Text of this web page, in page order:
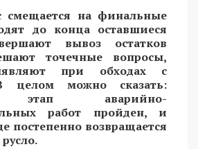
смещается на финальные
до конца оставшиеся
вывоз остатков
точечные вопросы,
при обходах с
целом можно сказать:
этап аварийно-
работ пройден, и
постепенно возвращается